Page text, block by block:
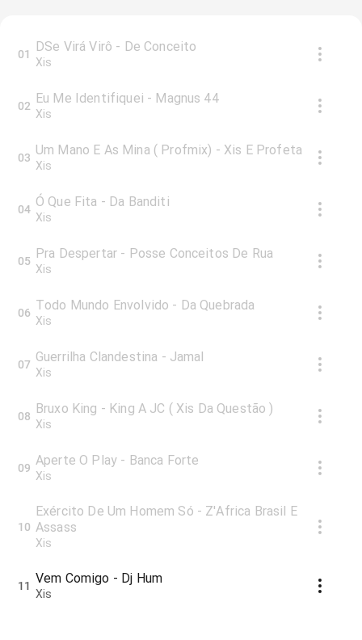
01 DSe Virá Virô - De Conceito
Xis
02 Eu Me Identifiquei - Magnus 44
Xis
03 Um Mano E As Mina ( Profmix) - Xis E Profeta
Xis
04 Ó Que Fita - Da Banditi
Xis
05 Pra Despertar - Posse Conceitos De Rua
Xis
06 Todo Mundo Envolvido - Da Quebrada
Xis
07 Guerrilha Clandestina - Jamal
Xis
08 Bruxo King - King A JC ( Xis Da Questão )
Xis
09 Aperte O Play - Banca Forte
Xis
10
Exército De Um Homem Só - Z'Africa Brasil E
Assass
Xis
11 Vem Comigo - Dj Hum
Xis